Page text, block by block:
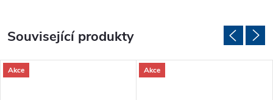
Související produkty
Akce Akce